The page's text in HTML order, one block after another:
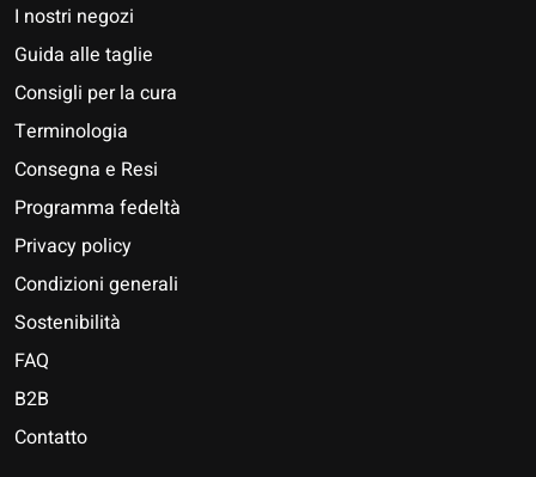
I nostri negozi
Guida alle taglie
Consigli per la cura
Terminologia
Consegna e Resi
Programma fedeltà
Privacy policy
Condizioni generali
Sostenibilità
FAQ
B2B
Contatto